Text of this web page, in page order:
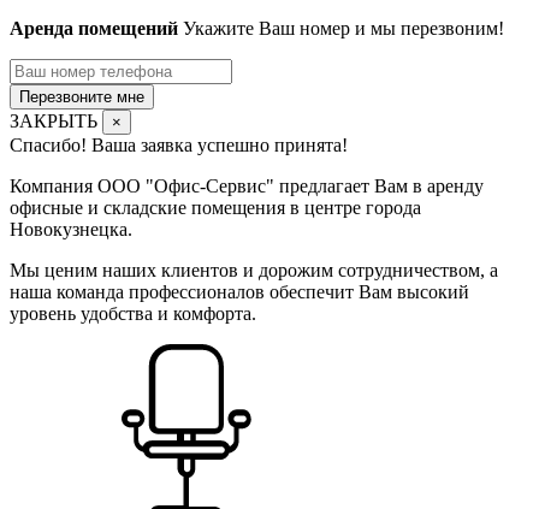
Аренда помещений Укажите Ваш номер и мы перезвоним!
Перезвоните мне
ЗАКРЫТЬ ×
Спасибо! Ваша заявка успешно принята!
Компания ООО "Офис-Сервис" предлагает Вам в аренду
офисные и складские помещения в центре города
Новокузнецка.
Мы ценим наших клиентов и дорожим сотрудничеством, а
наша команда профессионалов обеспечит Вам высокий
уровень удобства и комфорта.